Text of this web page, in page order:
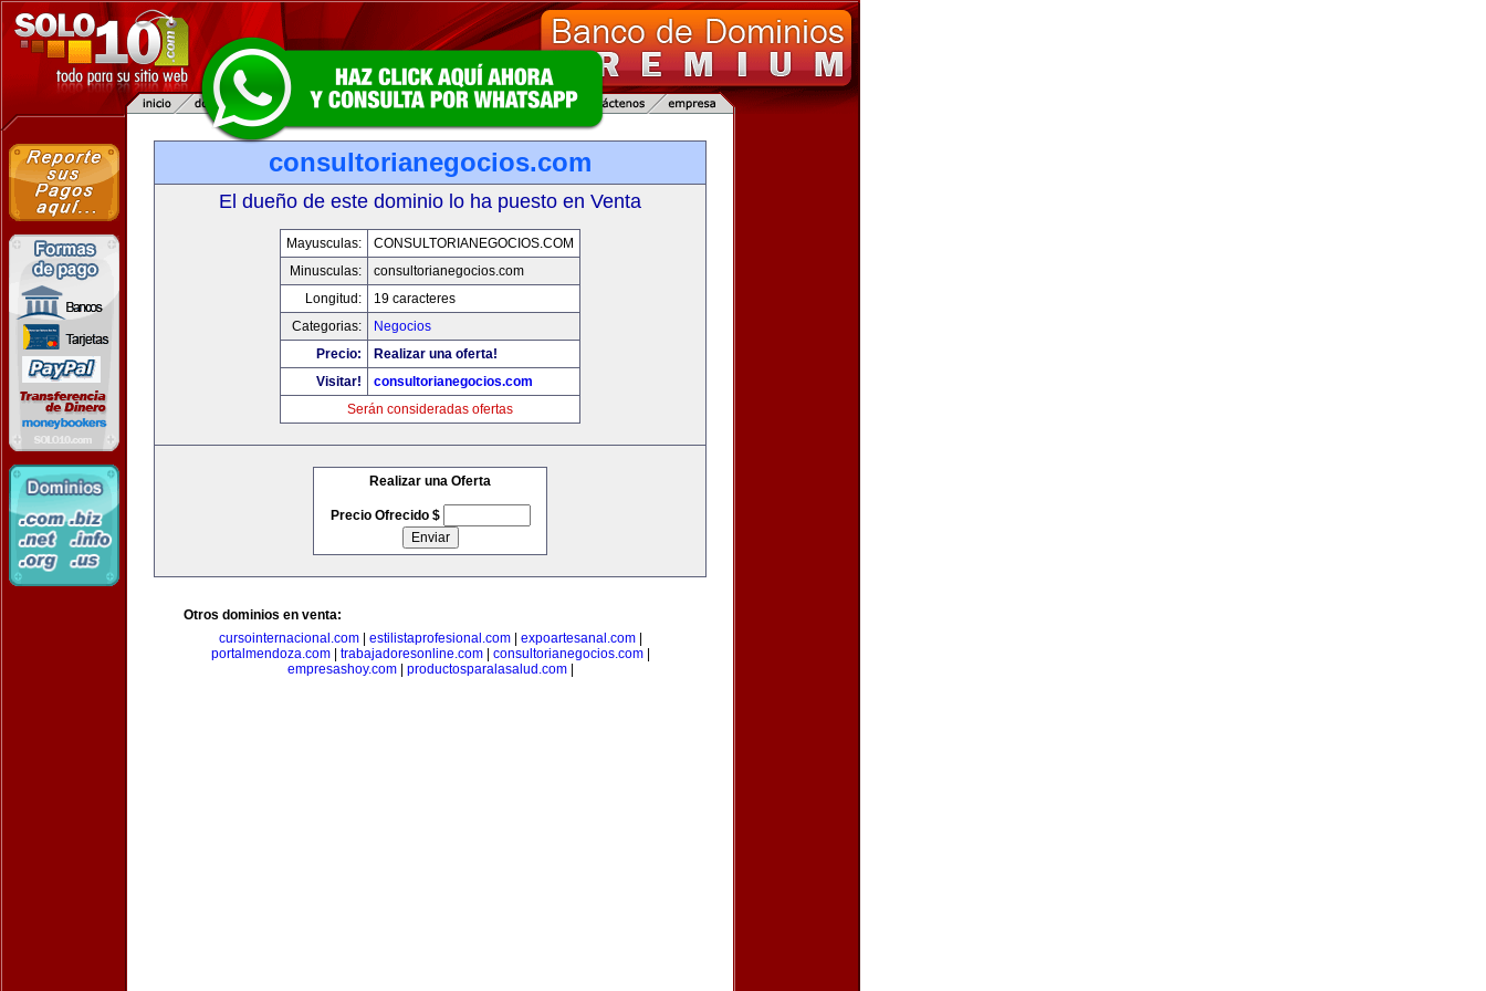
consultorianegocios.com
El dueño de este dominio lo ha puesto en Venta
Mayusculas:
CONSULTORIANEGOCIOS.COM
Minusculas:
consultorianegocios.com
Longitud:
19 caracteres
Categorias:
Negocios
Precio:
Realizar una oferta!
Visitar!
consultorianegocios.com
Serán consideradas ofertas
Realizar una Oferta
Precio Ofrecido $
Otros dominios en venta:
cursointernacional.com| estilistaprofesional.com| expoartesanal.com|
portalmendoza.com| trabajadoresonline.com| consultorianegocios.com|
empresashoy.com| productosparalasalud.com|